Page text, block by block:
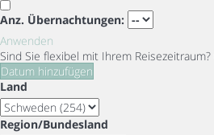
Anz. Übernachtungen:
Anwenden
Sind Sie flexibel mit Ihrem Reisezeitraum?
Datum hinzufügen
Land
Region/Bundesland